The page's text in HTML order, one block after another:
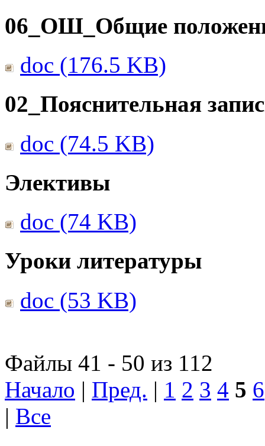
06_ОШ_Общие
doc (176.5 KB)
02_Пояснительная
doc (74.5 KB)
Элективы
doc (74 KB)
Уроки литературы
doc (53 KB)
Файлы 41 - 50 из 112
Начало | Пред. | 1 2 3 4 5 6
| Все